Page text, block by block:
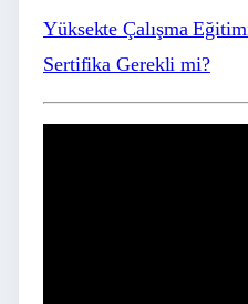
Yüksekte Çalışma
Sertifika Gerekli mi?